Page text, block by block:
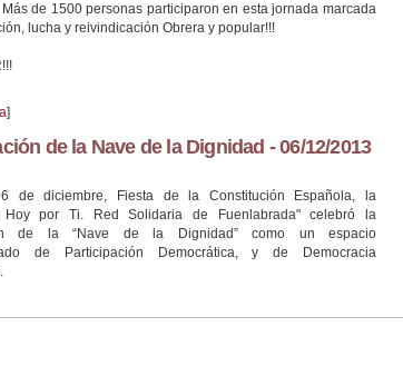
de 1500 personas participaron en esta jornada marcada
lucha y reivindicación Obrera y popular!!!
]
de la Nave de la Dignidad - 06/12/2013
de diciembre, Fiesta de la Constitución Española, la
Hoy por Ti. Red Solidaria de Fuenlabrada" celebró la
de la “Nave de la Dignidad” como un espacio
de Participación Democrática, y de Democracia